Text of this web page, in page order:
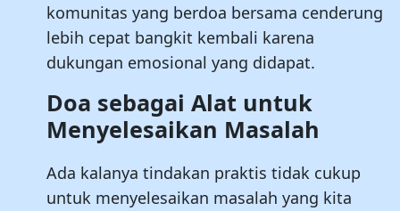
komunitas yang berdoa bersama cenderung
lebih cepat bangkit kembali karena
dukungan emosional yang didapat.
Doa sebagai Alat untuk
Menyelesaikan Masalah
Ada kalanya tindakan praktis tidak cukup
untuk menyelesaikan masalah yang kita